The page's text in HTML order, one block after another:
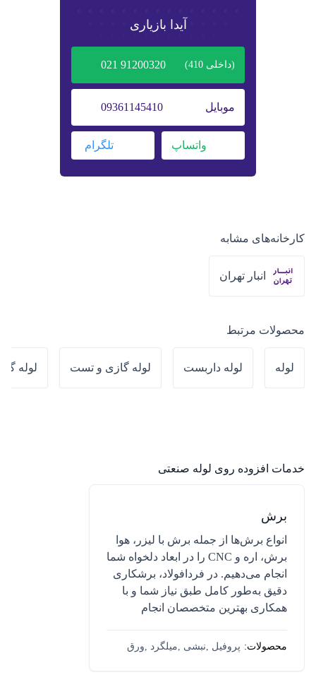
آیدا بازیاری
(داخلی 410
)
91200320 021
موبایل 09361145410
واتساپ تلگرام
کارخانه‌های مشابه
انبار تهران
محصولات مرتبط
لوله لوله داربست لوله گازی و تست لوله
خدمات افزوده روی لوله صنعتی
برش
انواع برش‌ها از جمله برش با لیزر، هوا
برش، اره و CNC را در ابعاد دلخواه شما
انجام می‌دهیم. در فردافولاد، برشکاری
دقیق به‌طور کامل طبق نیاز شما و با
همکاری بهترین متخصصان انجام
محصولات: پروفیل ,نبشی ,میلگرد ,ورق